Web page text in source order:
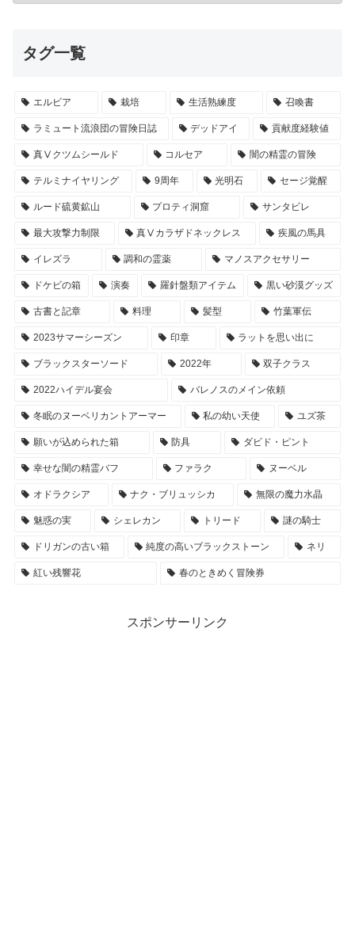
タグ一覧
エルビア 栽培 生活熟練度 召喚書
ラミュート流浪団の冒険日誌 デッドアイ 貢献度経験値
真Ⅴクツムシールド コルセア 闇の精霊の冒険
テルミナイヤリング 9周年 光明石 セージ覚醒
ルード硫黄鉱山 プロティ洞窟 サンタビレ
最大攻撃力制限 真Ⅴカラザドネックレス 疾風の馬具
イレズラ 調和の霊薬 マノスアクセサリー
ドケビの箱 演奏 羅針盤類アイテム 黒い砂漠グッズ
古書と記章 料理 髪型 竹葉軍伝
2023サマーシーズン 印章 ラットを思い出に
ブラックスターソード 2022年 双子クラス
2022ハイデル宴会 バレノスのメイン依頼
冬眠のヌーベリカントアーマー 私の幼い天使 ユズ茶
願いが込められた箱 防具 ダビド・ピント
幸せな闇の精霊バフ ファラク ヌーベル
オドラクシア ナク・ブリュッシカ 無限の魔力水晶
魅惑の実 シェレカン トリード 謎の騎士
ドリガンの古い箱 純度の高いブラックストーン ネリ
紅い残響花 春のときめく冒険券
スポンサーリンク